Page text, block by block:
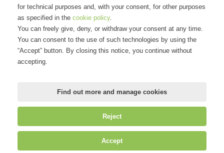
Areas
Mirandola Comunicazione S.r.l.
| P.IVA IT09580130962 | Cap. Soc.
for technical purposes and, with your consent, for other purposes
as specified in the cookie policy.
You can freely give, deny, or withdraw your consent at any time.
You can consent to the use of such technologies by using the
“Accept” button. By closing this notice, you continue without
accepting.
Find out more and manage cookies
Reject
Accept